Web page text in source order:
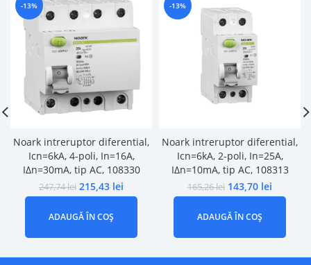
-13%
Noark intreruptor diferential,
Icn=6kA, 4-poli, In=16A,
IΔn=30mA, tip AC, 108330
247,74lei 215,43 lei
ADAUGĂ ÎN COȘ
-13%
Noark intreruptor diferential,
Icn=6kA, 2-poli, In=25A,
IΔn=10mA, tip AC, 108313
165,26lei 143,70 lei
ADAUGĂ ÎN COȘ